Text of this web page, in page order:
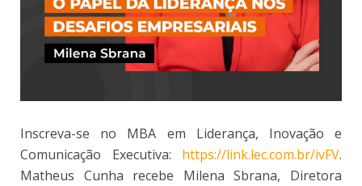
Inscreva-se no MBA em Liderança, Inovação e
Comunicação Executiva: https://link.lec.com.br/ivFV.
Matheus Cunha recebe Milena Sbrana, Diretora